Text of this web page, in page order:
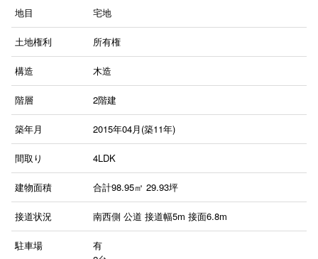
地目 宅地
土地権利 所有権
構造 木造
階層 2階建
築年月 2015年04月(築11年)
間取り 4LDK
建物面積 合計98.95㎡ 29.93坪
接道状況 南西側 公道 接道幅5m 接面6.8m
駐車場
有